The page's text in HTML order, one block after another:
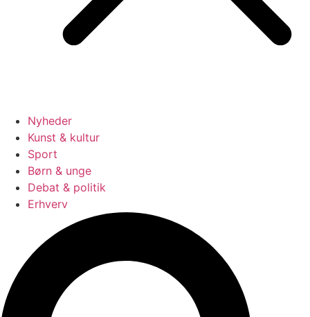
Nyheder
Kunst & kultur
Sport
Børn & unge
Debat & politik
Erhverv